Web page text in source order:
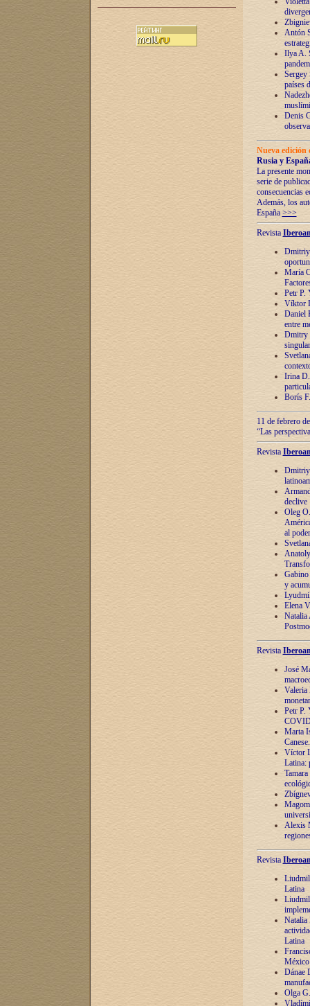
Antón
Ilya A.
Sergey
países
Denis
Nueva
Rusia y
La presente
serie de
consecuencias
Además, los
España >>>
Revista
Dmitriy
María
Petr P.
Víktor
Daniel
entre
Dmitry
Irina
Borís
11 de febrero
“Las
Revista
Dmitriy
declive
Oleg
al poder
y
Elena
Natalia
Revista
José
Valeria
Petr P.
Marta
Víctor
Latina:
Alexis
Revista
Latina
Natalia
Latina
México
Dánae
Olga